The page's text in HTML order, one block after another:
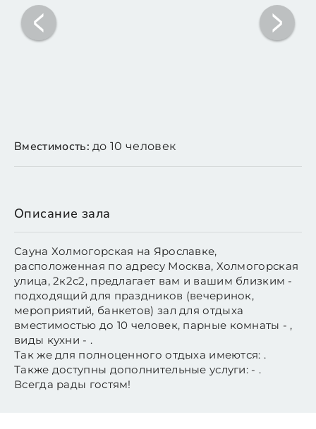
Вместимость: до 10 человек
Описание зала
Сауна Холмогорская на Ярославке,
расположенная по адресу Москва, Холмогорская
улица, 2к2с2, предлагает вам и вашим близким -
подходящий для праздников (вечеринок,
мероприятий, банкетов) зал для отдыха
вместимостью до 10 человек, парные комнаты - ,
виды кухни - .
Так же для полноценного отдыха имеются: .
Также доступны дополнительные услуги: - .
Всегда рады гостям!